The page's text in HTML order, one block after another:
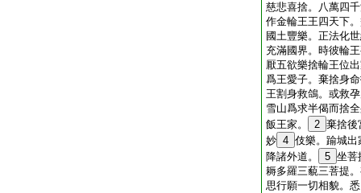
慈悲喜捨。八萬四
作金輪王王四天下
國土豐樂。正法化
充滿國界。時彼輪
厭五欲樂捨輪王位
爲王愛子。棄捨身
王割身救鴿。或救
雪山爲求半偈而捨
飯王家。
2 棄捨後
妙 4 伎樂。踰城出
降諸外道。
5 坐菩
耨多羅三藐三菩提
思行願一切相貌。